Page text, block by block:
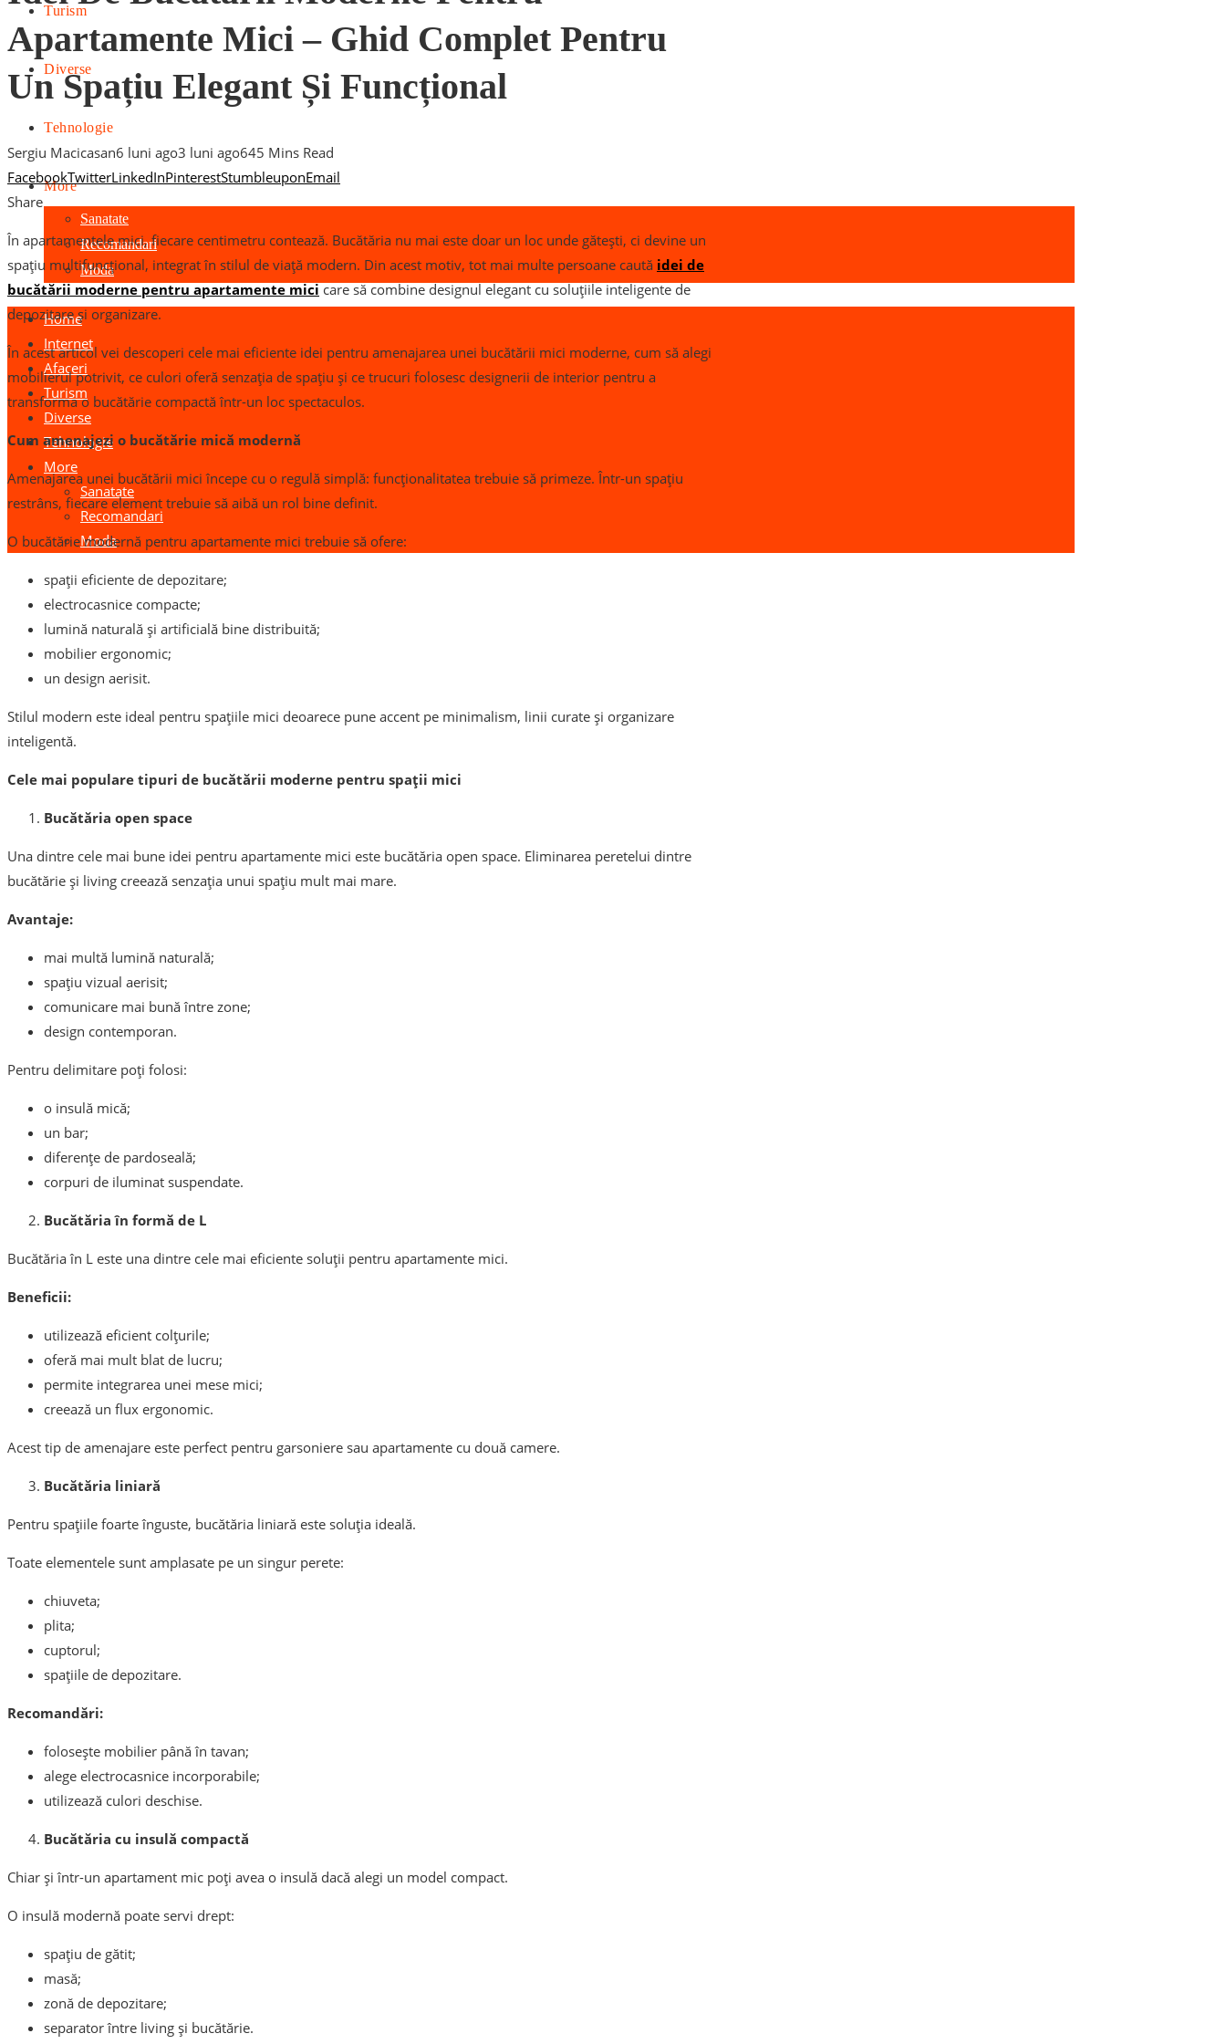
Turism
Diverse
Tehnologie
More
Sanatate
Recomandari
Moda
Home
Internet
Afaceri
Turism
Diverse
Tehnologie
More
Sanatate
Recomandari
Moda
Apartamente Mici – Ghid Complet Pentru
Un Spațiu Elegant Și Funcțional
Sergiu Macicasan6 luni ago3 luni ago645 Mins Read
FacebookTwitterLinkedInPinterestStumbleuponEmail
Share
În apartamentele mici, fiecare centimetru contează. Bucătăria nu mai este doar un loc unde gătești, ci devine un
spațiu multifuncțional, integrat în stilul de viață modern. Din acest motiv, tot mai multe persoane caută idei de
bucătării moderne pentru apartamente mici care să combine designul elegant cu soluțiile inteligente de
depozitare și organizare.
În acest articol vei descoperi cele mai eficiente idei pentru amenajarea unei bucătării mici moderne, cum să alegi
mobilierul potrivit, ce culori oferă senzația de spațiu și ce trucuri folosesc designerii de interior pentru a
transforma o bucătărie compactă într-un loc spectaculos.
Cum amenajezi o bucătărie mică modernă
Amenajarea unei bucătării mici începe cu o regulă simplă: funcționalitatea trebuie să primeze. Într-un spațiu
restrâns, fiecare element trebuie să aibă un rol bine definit.
O bucătărie modernă pentru apartamente mici trebuie să ofere:
spații eficiente de depozitare;
electrocasnice compacte;
lumină naturală și artificială bine distribuită;
mobilier ergonomic;
un design aerisit.
Stilul modern este ideal pentru spațiile mici deoarece pune accent pe minimalism, linii curate și organizare
inteligentă.
Cele mai populare tipuri de bucătării moderne pentru spații mici
Bucătăria open space
Una dintre cele mai bune idei pentru apartamente mici este bucătăria open space. Eliminarea peretelui dintre
bucătărie și living creează senzația unui spațiu mult mai mare.
Avantaje:
mai multă lumină naturală;
spațiu vizual aerisit;
comunicare mai bună între zone;
design contemporan.
Pentru delimitare poți folosi:
o insulă mică;
un bar;
diferențe de pardoseală;
corpuri de iluminat suspendate.
Bucătăria în formă de L
Bucătăria în L este una dintre cele mai eficiente soluții pentru apartamente mici.
Beneficii:
utilizează eficient colțurile;
oferă mai mult blat de lucru;
permite integrarea unei mese mici;
creează un flux ergonomic.
Acest tip de amenajare este perfect pentru garsoniere sau apartamente cu două camere.
Bucătăria liniară
Pentru spațiile foarte înguste, bucătăria liniară este soluția ideală.
Toate elementele sunt amplasate pe un singur perete:
chiuveta;
plita;
cuptorul;
spațiile de depozitare.
Recomandări:
folosește mobilier până în tavan;
alege electrocasnice incorporabile;
utilizează culori deschise.
Bucătăria cu insulă compactă
Chiar și într-un apartament mic poți avea o insulă dacă alegi un model compact.
O insulă modernă poate servi drept:
spațiu de gătit;
masă;
zonă de depozitare;
separator între living și bucătărie.